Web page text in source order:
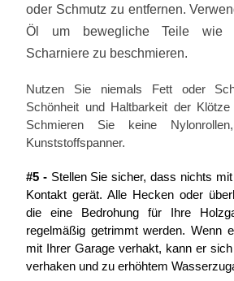
oder Schmutz zu entfernen.
Öl um bewegliche Teile wie
Scharniere zu beschmieren.
Nutzen Sie niemals Fett oder
Schönheit und Haltbarkeit der
Schmieren Sie keine
Kunststoffspanner.
#5 -Stellen Sie sicher, dass nichts
Kontakt gerät. Alle Hecken oder
die eine Bedrohung für Ihre
regelmäßig getrimmt werden. Wenn
mit Ihrer Garage verhakt, kann er
verhaken und zu erhöhtem